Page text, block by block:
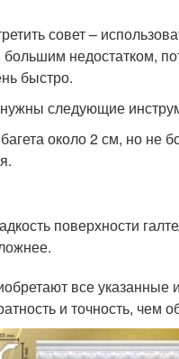
совет –
недостатком,
быстро.
нужны следующие
около 2 см, но не
поверхности
все
и точность, чем